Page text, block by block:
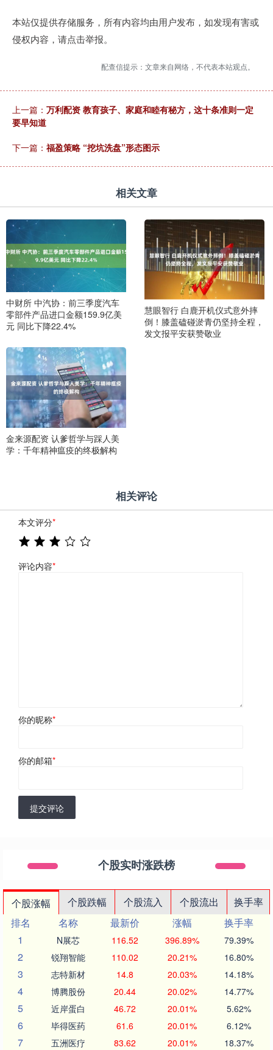
本站仅提供存储服务，所有内容均由用户发布，如发现有害或
侵权内容，请点击举报。
配查信提示：文章来自网络，不代表本站观点。
上一篇： 万利配资 教育孩子、家庭和睦有秘方，这十条准则一定
要早知道
下一篇： 福盈策略 “挖坑洗盘”形态图示
相关文章
中财所 中汽协：前三季度汽车
零部件产品进口金额159.9亿美
元 同比下降22.4%
慧眼智行 白鹿开机仪式意外摔
倒！膝盖磕碰淤青仍坚持全程，
发文报平安获赞敬业
金来源配资 认爹哲学与踩人美
学：千年精神瘟疫的终极解构
相关评论
本文评分*
评论内容*
你的昵称*
你的邮箱*
提交评论
个股实时涨跌榜
个股涨幅 个股跌幅 个股流入 个股流出
换手率
排名
名称 最新价 涨幅
换手率
1
N展芯 116.52 396.89% 79.39%
2 锐翔智能 110.02 20.21% 16.80%
3 志特新材 14.8 20.03% 14.18%
4 博腾股份 20.44 20.02% 14.77%
5 近岸蛋白 46.72 20.01% 5.62%
6 毕得医药 61.6 20.01% 6.12%
7 五洲医疗 83.62 20.01% 18.37%